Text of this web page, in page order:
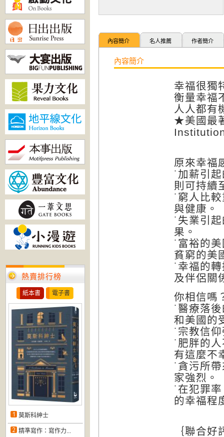
熱賣排行榜
紙本書 電子書
莫斯科紳士
精準寫作：寫作力...
內容簡介 名人推薦 作者簡介
內容簡介
幸福很獨
衡量幸福
人人都有
★美國最
原來幸福
˙加薪引
則可持續
˙窮人比
與健康。
˙失業引
果。
˙富裕的
貧窮的美
˙幸福的
及伴侶關
你相信嗎
˙醫療落
和美國的
˙宗教信
˙肥胖的
有這麼不
˙貪污所
家強烈。
˙在犯罪
的幸福程
｛聯合好